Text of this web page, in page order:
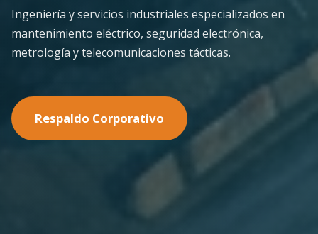
Despliegue ágil en terreno con los más altos
estándares de seguridad y calidad técnica para la
minería pesada.
Nuestras Soluciones